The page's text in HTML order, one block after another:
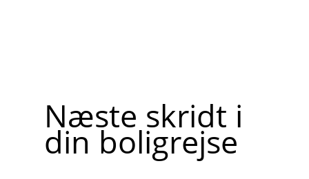
Næste skridt i
din boligrejse